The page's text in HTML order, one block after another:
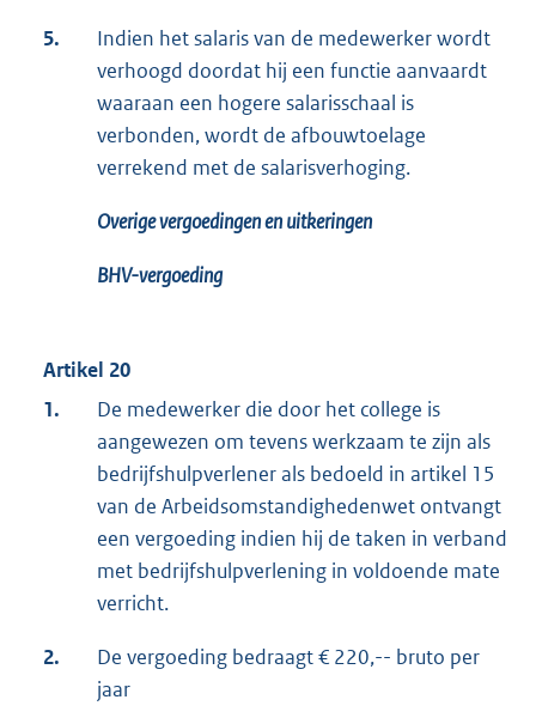
5.
Indien het salaris van de medewerker wordt
verhoogd doordat hij een functie aanvaardt
waaraan een hogere salarisschaal is
verbonden, wordt de afbouwtoelage
verrekend met de salarisverhoging.
Overige vergoedingen en uitkeringen
BHV-vergoeding
Artikel 20
1.
De medewerker die door het college is
aangewezen om tevens werkzaam te zijn als
bedrijfshulpverlener als bedoeld in artikel 15
van de Arbeidsomstandighedenwet ontvangt
een vergoeding indien hij de taken in verband
met bedrijfshulpverlening in voldoende mate
verricht.
2.
De vergoeding bedraagt € 220,-- bruto per
jaar